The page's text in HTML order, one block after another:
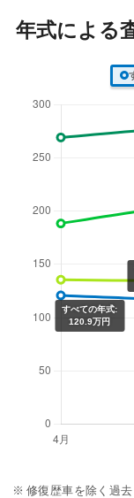
年式による
修復歴車を除く過
すべての年式:
120.9万円